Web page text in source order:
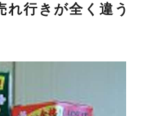
れ行きが全く違う